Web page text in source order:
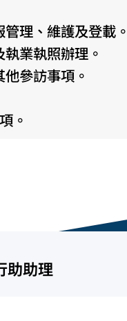
理、維護及登載。
業執照辦理。
參訪事項。
。
助助理